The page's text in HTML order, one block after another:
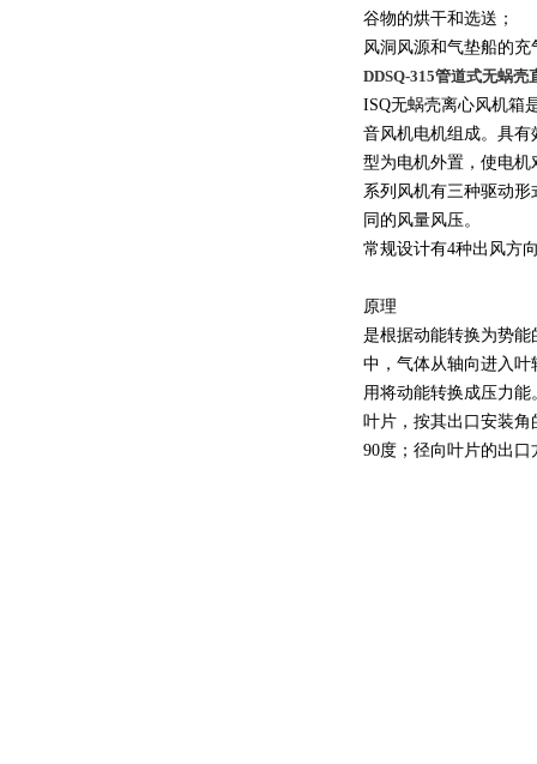
谷物的烘干和选送；
风洞风源和气垫船的充
DDSQ-315管道式无蜗壳
ISQ无蜗壳离心风机箱
音风机电机组成。具
型为电机外置，使电
系列风机有三种驱动
同的风量风压。
常规设计有4种出风方
原理
是根据动能转换为势
中，气体从轴向进入
用将动能转换成压力
叶片，按其出口安装
90度；径向叶片的出